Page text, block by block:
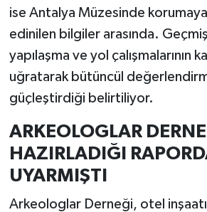
ise Antalya Müzesinde korumaya
edinilen bilgiler arasında.
yapılaşma ve yol çalışmalarının
uğratarak bütüncül
güçleştirdiği belirtiliyor.
ARKEOLOGLAR
HAZIRLADIĞI
UYARMIŞTI
Arkeologlar Derneği, otel